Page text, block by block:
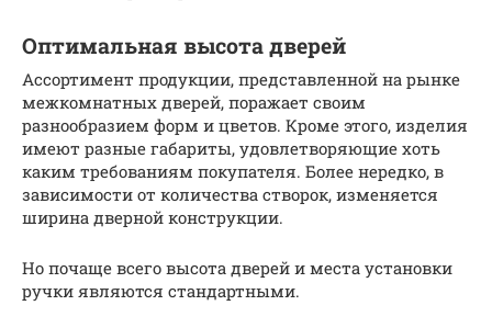
Оптимальная высота дверей
Ассортимент продукции, представленной на рынке
межкомнатных дверей, поражает своим
разнообразием форм и цветов. Кроме этого, изделия
имеют разные габариты, удовлетворяющие хоть
каким требованиям покупателя. Более нередко, в
зависимости от количества створок, изменяется
ширина дверной конструкции.
Но почаще всего высота дверей и места установки
ручки являются стандартными.